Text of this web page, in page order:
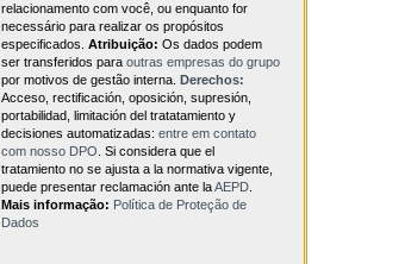
relacionamento com você, ou enquanto for
necessário para realizar os propósitos
especificados. Atribuição: Os dados podem
ser transferidos para outras empresas do grupo
por motivos de gestão interna. Derechos:
Acceso, rectificación, oposición, supresión,
portabilidad, limitación del tratatamiento y
decisiones automatizadas: entre em contato
com nosso DPO . Si considera que el
tratamiento no se ajusta a la normativa vigente,
puede presentar reclamación ante laAEPD
Mais informação: Política de Proteção de
Dados